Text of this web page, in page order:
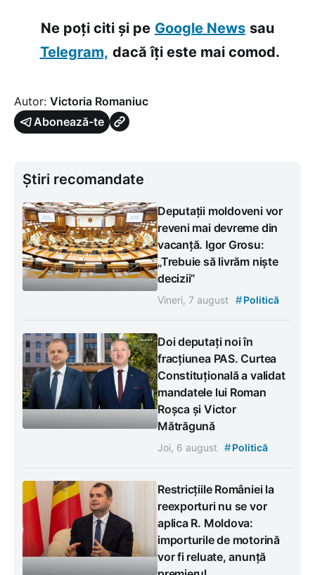
Ne poți citi și pe Google News sau
Telegram, dacă îți este mai comod.
Autor: Victoria Romaniuc
Abonează-te
Știri recomandate
Deputații moldoveni vor
reveni mai devreme din
vacanță. Igor Grosu:
„Trebuie să livrăm niște
decizii”
Vineri, 7 august #Politică
Doi deputați noi în
fracțiunea PAS. Curtea
Constituțională a validat
mandatele lui Roman
Roșca și Victor
Mătrăgună
Joi, 6 august #Politică
Restricțiile României la
reexporturi nu se vor
aplica R. Moldova:
importurile de motorină
vor fi reluate, anunță